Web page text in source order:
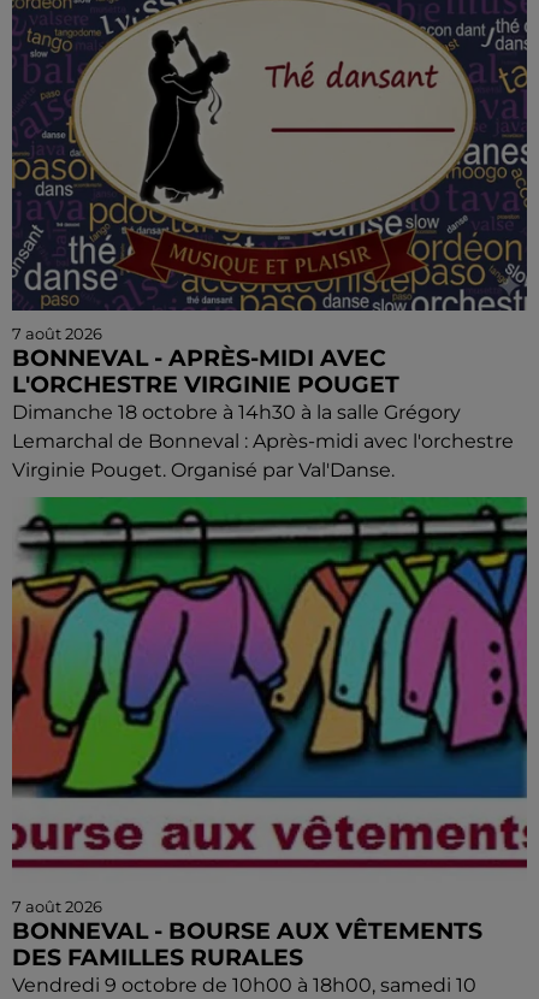
7 août 2026
BONNEVAL - APRÈS-MIDI AVEC
L'ORCHESTRE VIRGINIE POUGET
Dimanche 18 octobre à 14h30 à la salle Grégory
Lemarchal de Bonneval : Après-midi avec l'orchestre
Virginie Pouget. Organisé par Val'Danse.
7 août 2026
BONNEVAL - BOURSE AUX VÊTEMENTS
DES FAMILLES RURALES
Vendredi 9 octobre de 10h00 à 18h00, samedi 10